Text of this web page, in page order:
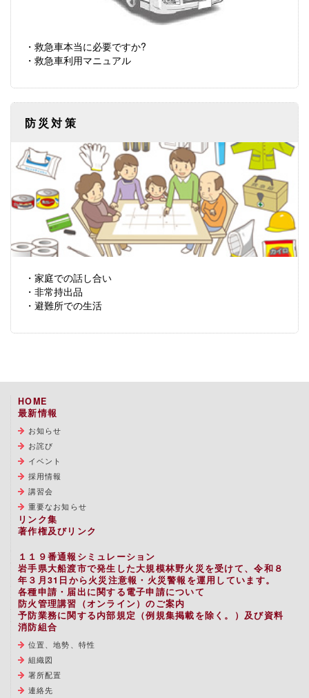
・救急車本当に必要ですか?
・救急車利用マニュアル
防災対策
・家庭での話し合い
・非常持出品
・避難所での生活
HOME
最新情報
お知らせ
お詫び
イベント
採用情報
講習会
重要なお知らせ
リンク集
著作権及びリンク
１１９番通報シミュレーション
岩手県大船渡市で発生した大規模林野火災を受けて、令和８
年３月31日から火災注意報・火災警報を運用しています。
各種申請・届出に関する電子申請について
防火管理講習（オンライン）のご案内
予防業務に関する内部規定（例規集掲載を除く。）及び資料
消防組合
位置、地勢、特性
組織図
署所配置
連絡先